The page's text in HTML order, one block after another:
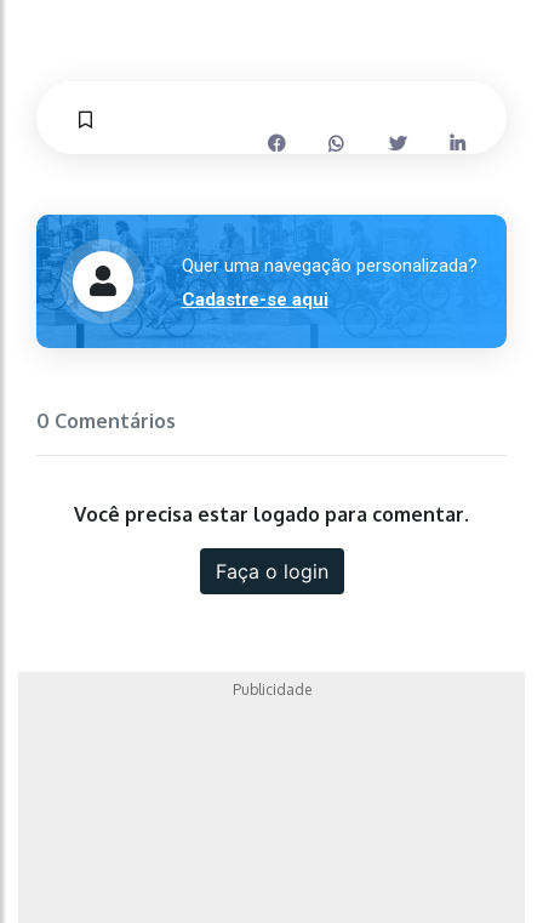
Quer uma navegação personalizada?
Cadastre-se aqui
0 Comentários
Você precisa estar logado para comentar.
Faça o login
Publicidade